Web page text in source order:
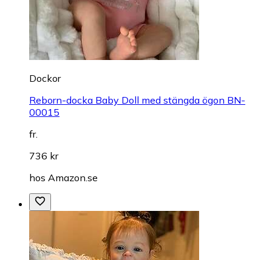
Dockor
Reborn-docka Baby Doll med stängda ögon BN-
00015
fr.
736 kr
hos Amazon.se